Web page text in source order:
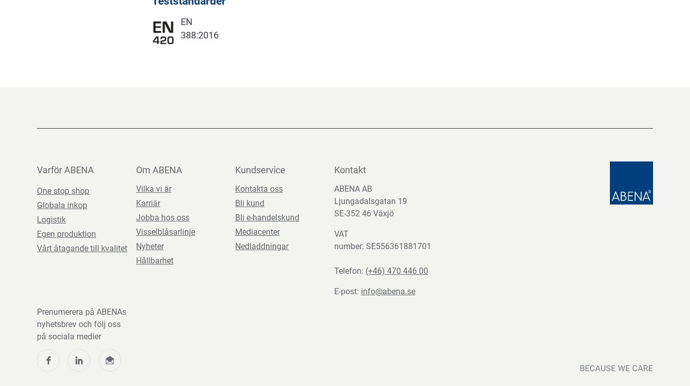
EN
388:2016
Varför ABENA
One stop shop
Globala inkop
Logistik
Egen produktion
Vårt åtagande till kvalitet
Om ABENA
Vilka vi är
Karriär
Jobba hos oss
Visselblåsarlinje
Nyheter
Hållbarhet
Kundservice
Kontakta oss
Bli kund
Bli e-handelskund
Mediacenter
Nedladdningar
Kontakt
ABENA AB
Ljungadalsgatan 19
SE-352 46 Växjö
VAT
number: SE556361881701
Telefon: (+46) 470 446 00
E-post: info@abena.se
Prenumerera på ABENAs
nyhetsbrev och följ oss
på sociala medier